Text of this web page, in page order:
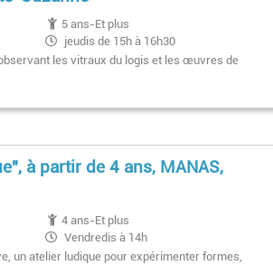
5 ans-Et plus
jeudis de 15h à 16h30
les vitraux du logis et les œuvres de
à partir de 4 ans, MANAS,
4 ans-Et plus
Vendredis à 14h
un atelier ludique pour expérimenter formes,